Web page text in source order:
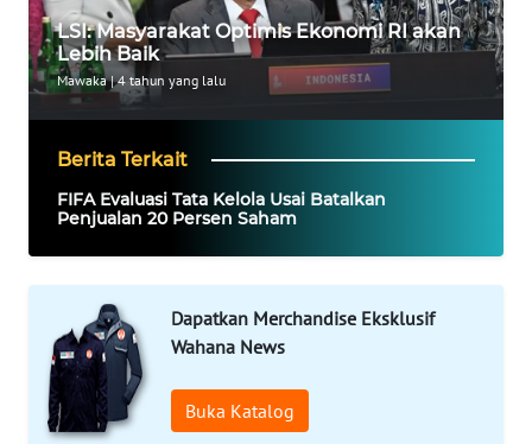
LSI: Masyarakat Optimis Ekonomi RI akan
Lebih Baik
Mawaka|4 tahun yang lalu
Berita Terkait
FIFA Evaluasi Tata Kelola Usai Batalkan
Penjualan 20 Persen Saham
Dapatkan Merchandise Eksklusif
Wahana News
Buka Katalog
SERBA-
SERBI
PERISTIWA
WAHANA
INFRASTRUKTUR
WAHANA
TANI